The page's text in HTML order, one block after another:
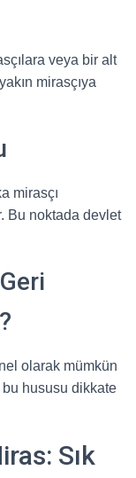
veya bir alt
mirasçıya
mirasçı
Bu noktada devlet
olarak mümkün
bu hususu dikkate
Sık